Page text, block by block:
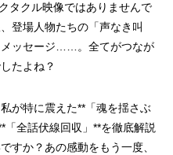
タクル映像ではありませんで
登場人物たちの「声なき叫
メッセージ……。全てがつなが
たよね？
が特に震えた**「魂を揺さぶ
「全話伏線回収」**を徹底解説
すか？あの感動をもう一度、